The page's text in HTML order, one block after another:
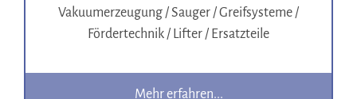
Vakuumerzeugung / Sauger / Greifsysteme /
Fördertechnik / Lifter / Ersatzteile
Mehr erfahren...